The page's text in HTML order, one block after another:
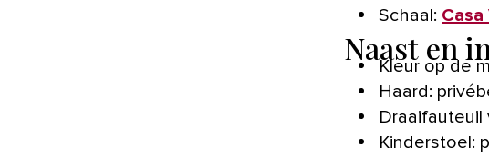
Schaal:
Naast en
Kleur op de
Haard:
Draaifauteuil
Kinderstoel: